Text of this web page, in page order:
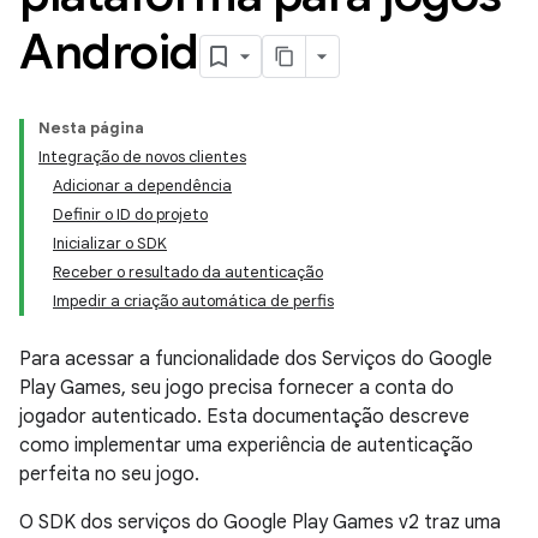
Android
Nesta página
Integração de novos clientes
Adicionar a dependência
Definir o ID do projeto
Inicializar o SDK
Receber o resultado da autenticação
Impedir a criação automática de perfis
Para acessar a funcionalidade dos Serviços do Google
Play Games, seu jogo precisa fornecer a conta do
jogador autenticado. Esta documentação descreve
como implementar uma experiência de autenticação
perfeita no seu jogo.
O SDK dos serviços do Google Play Games v2 traz uma